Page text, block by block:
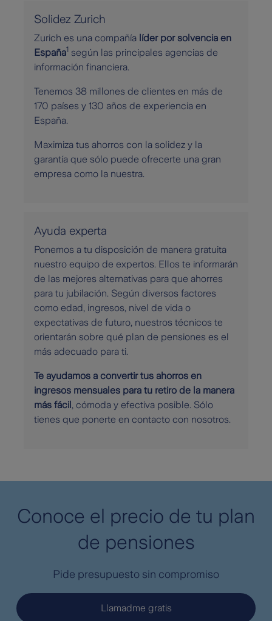
Solidez Zurich
Zurich es una compañía líder por solvencia en
España1 según las principales agencias de
información financiera.
Tenemos 38 millones de clientes en más de
170 países y 130 años de experiencia en
España.
Maximiza tus ahorros con la solidez y la
garantía que sólo puede ofrecerte una gran
empresa como la nuestra.
Ayuda experta
Ponemos a tu disposición de manera gratuita
nuestro equipo de expertos. Ellos te informarán
de las mejores alternativas para que ahorres
para tu jubilación. Según diversos factores
como edad, ingresos, nivel de vida o
expectativas de futuro, nuestros técnicos te
orientarán sobre qué plan de pensiones es el
más adecuado para ti.
Te ayudamos a convertir tus ahorros en
ingresos mensuales para tu retiro de la manera
más fácil , cómoda y efectiva posible. Sólo
tienes que ponerte en contacto con nosotros.
Conoce el precio de tu plan
de pensiones
Pide presupuesto sin compromiso
Llamadme gratis